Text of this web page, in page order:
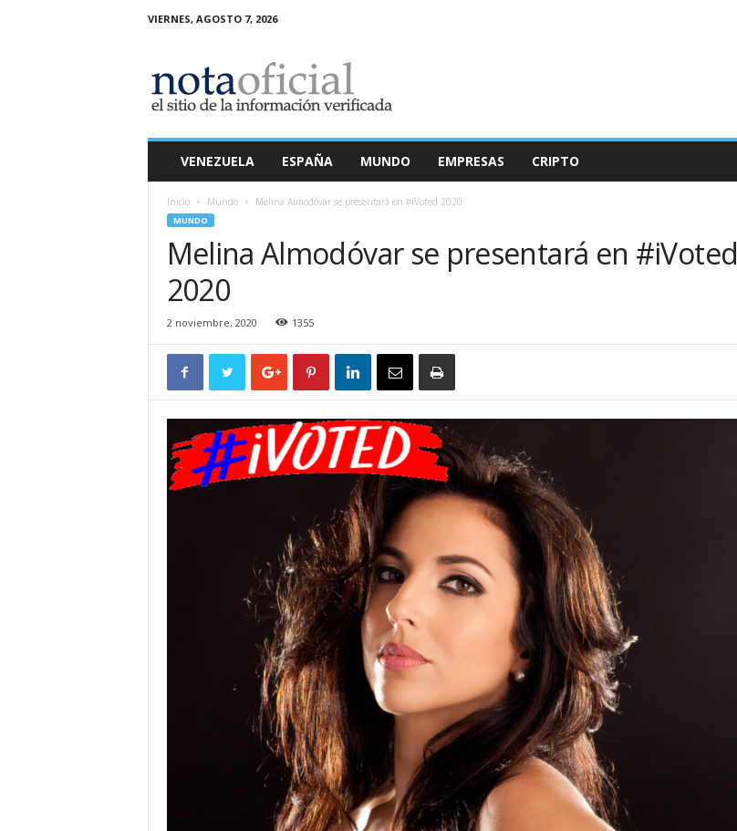
VIERNES, AGOSTO 7, 2026
a
O
VENEZUELA ESPAÑA MUNDO EMPRESAS CRIPTO
Inicio Mundo Melina Almodóvar se presentará en #iVoted 2020
MUNDO
Melina Almodóvar se presentará en #iVoted
2020
2 noviembre, 2020 1355